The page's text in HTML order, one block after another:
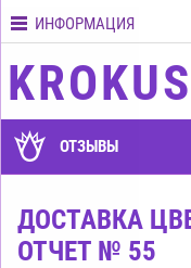
Контакты
Условия
ГАРАНТИИ
оплатить?
Как
ИНФОРМАЦИЯ
KROKUS
ОТЗЫВЫ
ДОСТАВКА
ОТЧЕТ № 55